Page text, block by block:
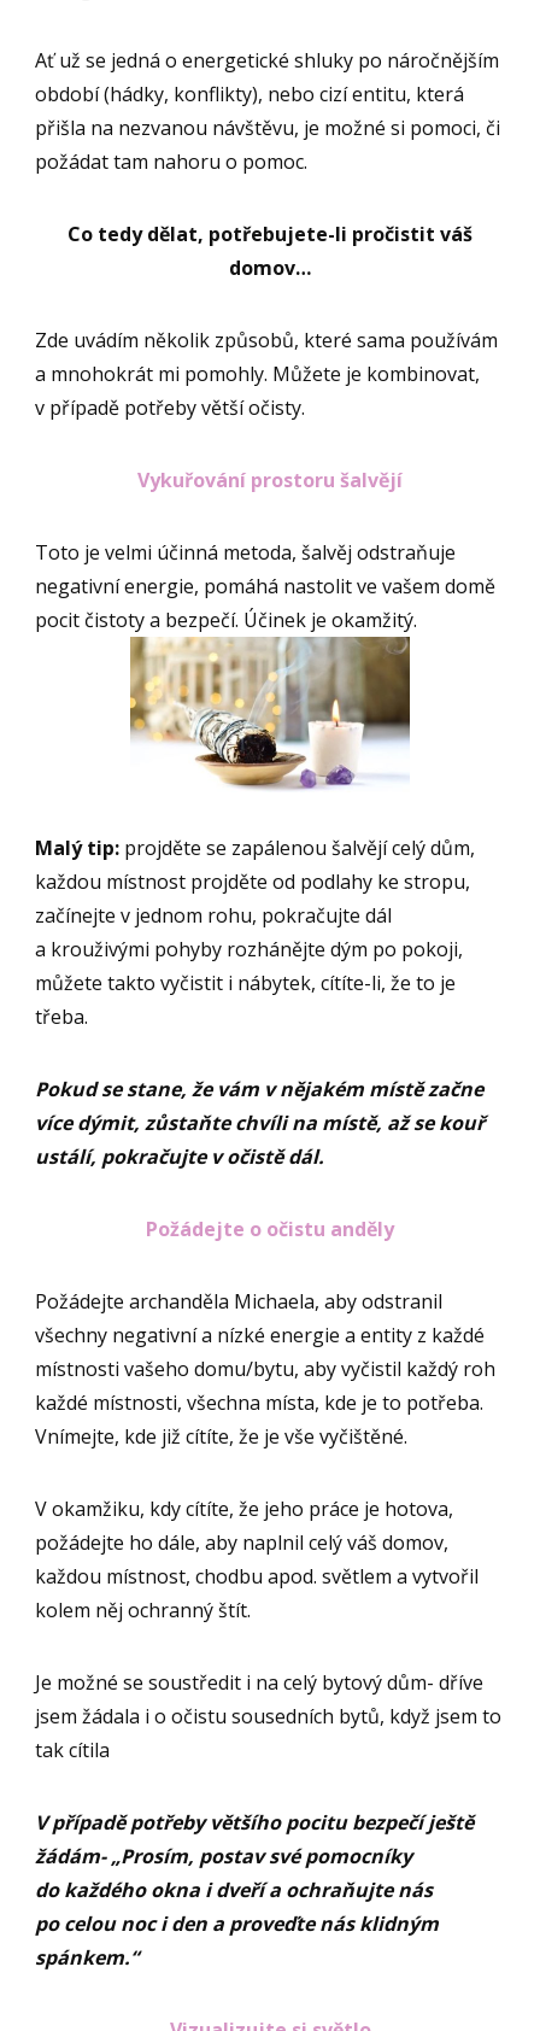
Ať už se jedná o energetické shluky po náročnějším
období (hádky, konflikty), nebo cizí entitu, která
přišla na nezvanou návštěvu, je možné si pomoci, či
požádat tam nahoru o pomoc.
Co tedy dělat, potřebujete-li pročistit váš
domov…
Zde uvádím několik způsobů, které sama používám
a mnohokrát mi pomohly. Můžete je kombinovat,
v případě potřeby větší očisty.
Vykuřování prostoru šalvějí
Toto je velmi účinná metoda, šalvěj odstraňuje
negativní energie, pomáhá nastolit ve vašem domě
pocit čistoty a bezpečí. Účinek je okamžitý.
Malý tip: projděte se zapálenou šalvějí celý dům,
každou místnost projděte od podlahy ke stropu,
začínejte v jednom rohu, pokračujte dál
a krouživými pohyby rozhánějte dým po pokoji,
můžete takto vyčistit i nábytek, cítíte-li, že to je
třeba.
Pokud se stane, že vám v nějakém místě začne
více dýmit, zůstaňte chvíli na místě, až se kouř
ustálí, pokračujte v očistě dál.
Požádejte o očistu anděly
Požádejte archanděla Michaela, aby odstranil
všechny negativní a nízké energie a entity z každé
místnosti vašeho domu/bytu, aby vyčistil každý roh
každé místnosti, všechna místa, kde je to potřeba.
Vnímejte, kde již cítíte, že je vše vyčištěné.
V okamžiku, kdy cítíte, že jeho práce je hotova,
požádejte ho dále, aby naplnil celý váš domov,
každou místnost, chodbu apod. světlem a vytvořil
kolem něj ochranný štít.
Je možné se soustředit i na celý bytový dům- dříve
jsem žádala i o očistu sousedních bytů, když jsem to
tak cítila
V případě potřeby většího pocitu bezpečí ještě
žádám- „Prosím, postav své pomocníky
do každého okna i dveří a ochraňujte nás
po celou noc i den a proveďte nás klidným
spánkem.“